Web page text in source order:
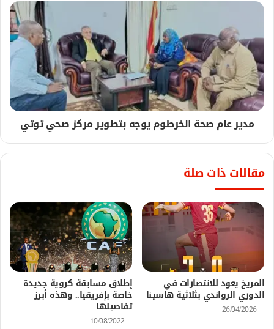
مدير عام صحة الخرطوم يوجه بتطوير مركز صحي توتي
مقالات ذات صلة
المريخ يعود للانتصارات في
الدوري الرواندي بثلاثية هاسينا
26/04/2026
إطلاق مسابقة كروية جديدة
خاصة بإفريقيا.. وهذه أبرز
تفاصيلها
10/08/2022